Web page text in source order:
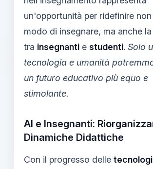
un'opportunità per ridefinire
modo di insegnare, ma anche
tra insegnanti e studenti. Solo
tecnologia e umanità
un futuro educativo più equo e
stimolante.
AI e Insegnanti:
Dinamiche Didattiche
Con il progresso delle